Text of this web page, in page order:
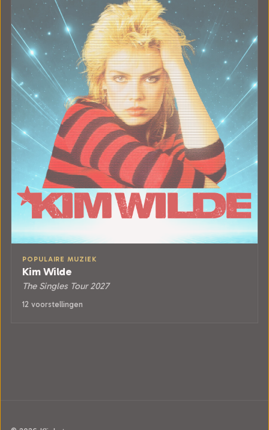
POPULAIRE MUZIEK
Kim Wilde
The Singles Tour 2027
12 voorstellingen